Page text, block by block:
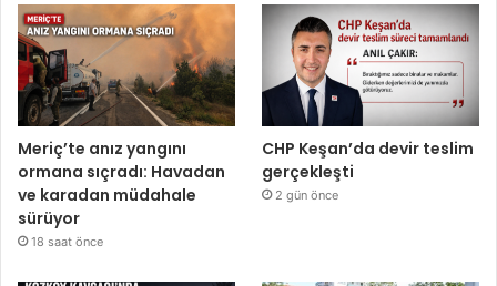
Meriç’te anız yangını
ormana sıçradı: Havadan
ve karadan müdahale
sürüyor
18 saat önce
CHP Keşan’da devir teslim
gerçekleşti
2 gün önce